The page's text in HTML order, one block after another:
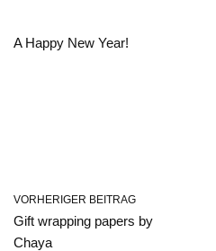
A Happy New Year!
VORHERIGER BEITRAG
Gift wrapping papers by
Chaya